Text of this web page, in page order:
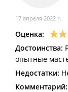
17 апреля 2022 г.
Оценка:
Достоинства:
опытные
Недостатки:
Комментарий: